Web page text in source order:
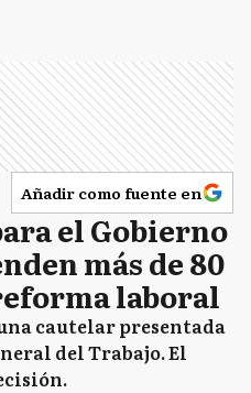
Añadir como fuente en
el Gobierno
más de 80
laboral
cautelar presentada
del Trabajo. El